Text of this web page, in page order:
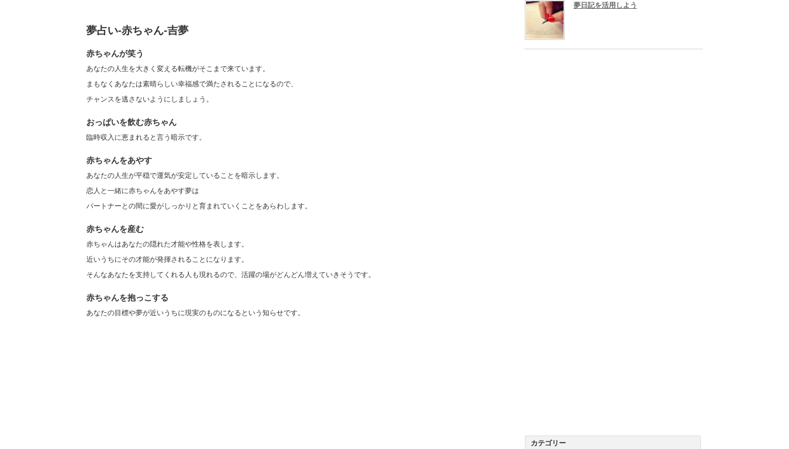
夢占い-赤ちゃん-吉夢
赤ちゃんが笑う
あなたの人生を大きく変える転機がそこまで来ています。
まもなくあなたは素晴らしい幸福感で満たされることになるので、
チャンスを逃さないようにしましょう。
おっぱいを飲む赤ちゃん
臨時収入に恵まれると言う暗示です。
赤ちゃんをあやす
あなたの人生が平穏で運気が安定していることを暗示します。
恋人と一緒に赤ちゃんをあやす夢は
パートナーとの間に愛がしっかりと育まれていくことをあらわします。
赤ちゃんを産む
赤ちゃんはあなたの隠れた才能や性格を表します。
近いうちにその才能が発揮されることになります。
そんなあなたを支持してくれる人も現れるので、活躍の場がどんどん増えていきそうです。
赤ちゃんを抱っこする
あなたの目標や夢が近いうちに現実のものになるという知らせです。
夢日記を活用しよう
カテゴリー